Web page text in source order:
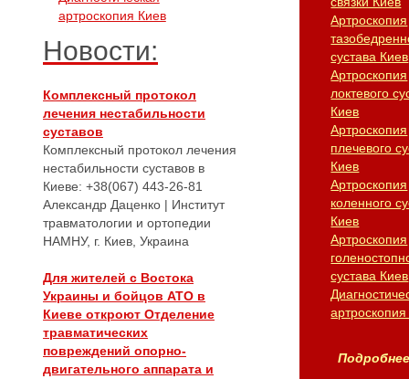
артроскопия Киев
Новости:
Комплексный протокол
лечения нестабильности
суставов
Комплексный протокол лечения
нестабильности суставов в
Киеве: +38(067) 443-26-81
Александр Даценко | Институт
травматологии и ортопедии
НАМНУ, г. Киев, Украина
Для жителей с Востока
Украины и бойцов АТО в
Киеве откроют Отделение
травматических
повреждений опорно-
двигательного аппарата и
Артроскопия
сустава Киев
Артроскопия
локтевого
Киев
Артроскопия
плечевого
Киев
Артроскопия
коленного
Киев
Артроскопия
сустава Киев